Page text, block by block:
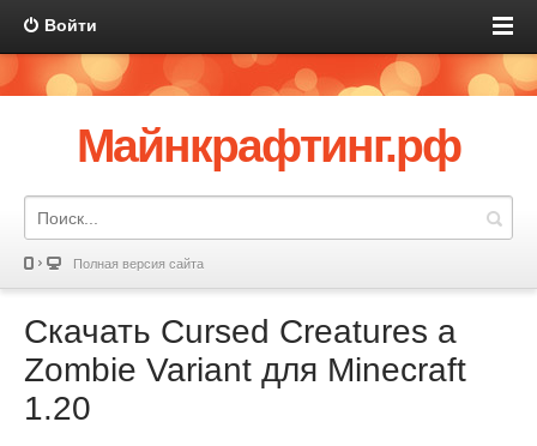
Войти
Майнкрафтинг.рф
Полная версия сайта
Скачать Cursed Creatures a
Zombie Variant для Minecraft
1.20